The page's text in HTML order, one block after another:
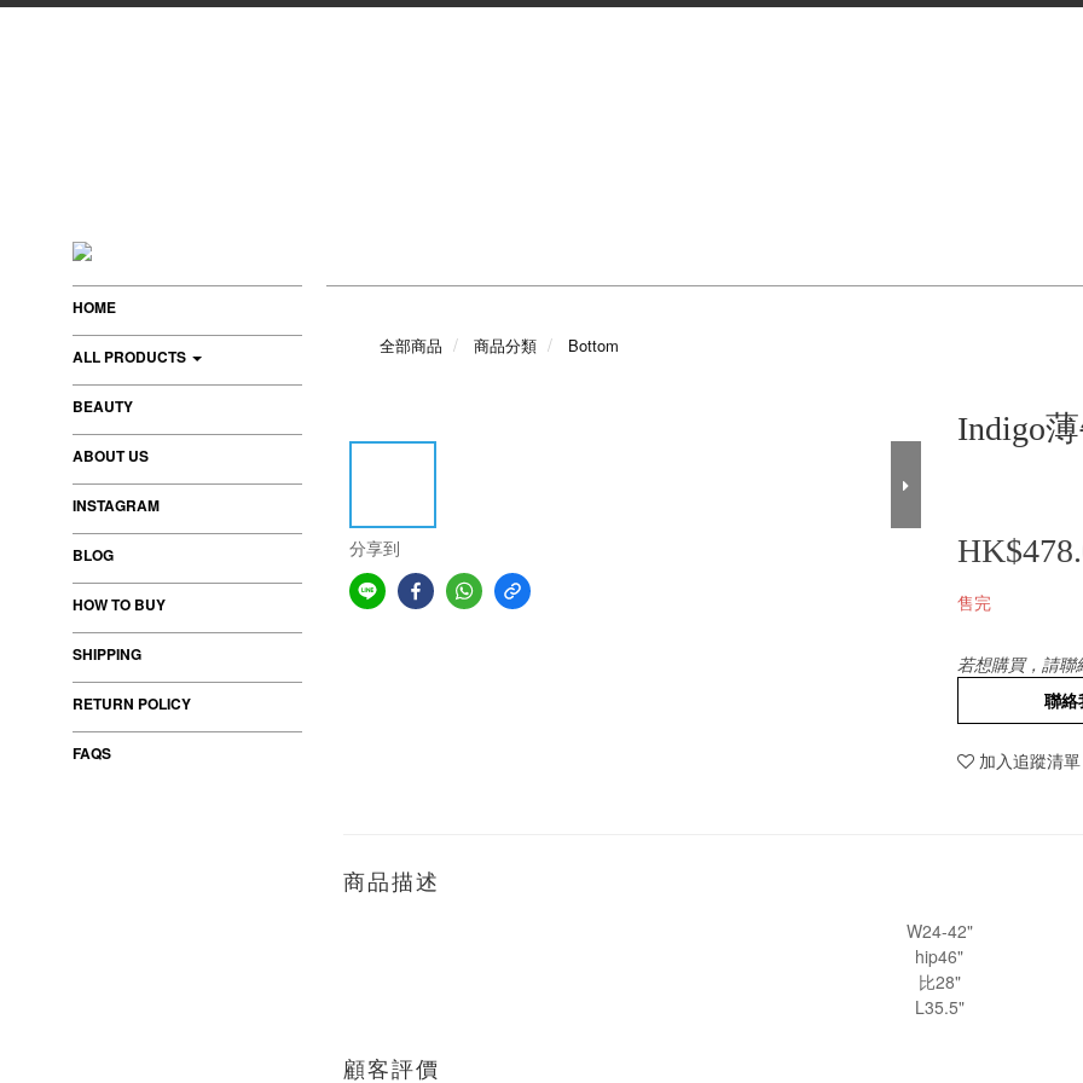
HOME
ALL PRODUCTS
BEAUTY
ABOUT US
INSTAGRAM
BLOG
HOW TO BUY
SHIPPING
RETURN POLICY
FAQS
全部商品 商品分類 Bottom
分享到
Indigo
售完
若想購買，請聯
聯絡
加入追蹤清單
商品描述
W24-42"
hip46"
比28"
L35.5"
顧客評價